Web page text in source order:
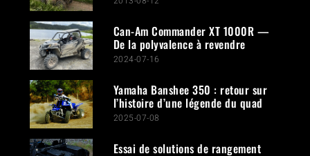
Can-Am Commander XT 1000R —
De la polyvalence à revendre
2024-07-16
Yamaha Banshee 350 : retour sur
l’histoire d’une légende du quad
2025-07-08
Essai de solutions de rangement